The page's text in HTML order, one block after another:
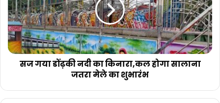
का
किनारा,कल
होगा
सालाना
जतरा
सज गया डोंढ़की नदी का किनारा,कल होगा सालाना
जतरा मेले का शुभारंभ